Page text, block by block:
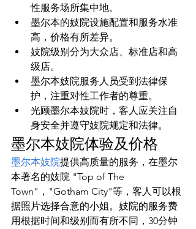
性服务场所集中地。
墨尔本的妓院设施配置和服务水准
高，价格有所差异。
妓院级别分为大众店、标准店和高
级店。
墨尔本妓院服务人员受到法律保
护，注重对性工作者的尊重。
光顾墨尔本妓院时，客人应关注自
身安全并遵守妓院规定和法律。
墨尔本妓院体验及价格
墨尔本妓院提供高质量的服务，在墨尔
本著名的妓院 "Top of The
Town"，"Gotham City"等，客人可以根
据照片选择合意的小姐。妓院的服务费
用根据时间和级别而有所不同，30分钟